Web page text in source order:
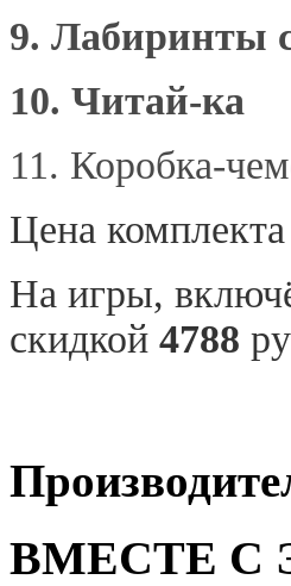
9. Лабиринты
10. Читай-ка
11. Коробка-
Цена
На игры, вкл
скидкой 4788
ВМЕСТЕ С